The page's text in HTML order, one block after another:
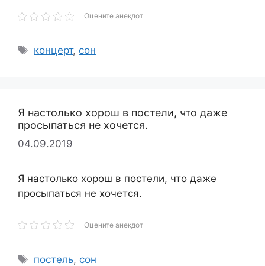
Оцените анекдот
Метки
концерт, сон
Я настолько хорош в постели, что даже
просыпаться не хочется.
04.09.2019
Я настолько хорош в постели, что даже
просыпаться не хочется.
Оцените анекдот
Метки
постель, сон